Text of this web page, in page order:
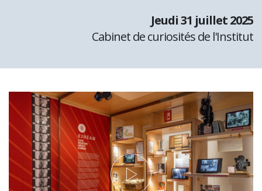
jeudi 31 juillet 2025
Cabinet de curiosités de l'Institut